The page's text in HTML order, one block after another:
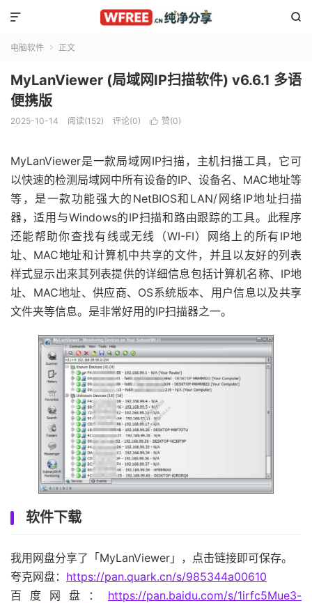


电脑软件  正文
MyLanViewer (局域网IP扫描软件) v6.6.1 多语
便携版
2025-10-14 阅读(152) 评论(0)  赞(0)
MyLanViewer是一款局域网IP扫描，主机扫描工具，它可
以快速的检测局域网中所有设备的IP、设备名、MAC地址等
等，是一款功能强大的NetBIOS和LAN/网络IP地址扫描
器，适用与Windows的IP扫描和路由跟踪的工具。此程序
还能帮助你查找有线或无线（WI-FI）网络上的所有IP地
址、MAC地址和计算机中共享的文件，并且以友好的列表
样式显示出来其列表提供的详细信息包括计算机名称、IP地
址、MAC地址、供应商、OS系统版本、用户信息以及共享
文件夹等信息。是非常好用的IP扫描器之一。
软件下载
我用网盘分享了「MyLanViewer」，点击链接即可保存。
夸克网盘： https://pan.quark.cn/s/985344a00610
百度网盘： https://pan.baidu.com/s/1irfc5Mue3-